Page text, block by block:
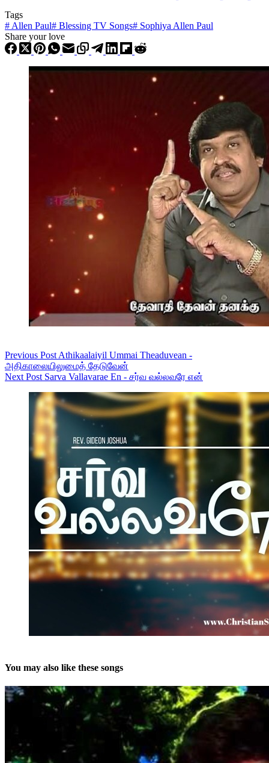
Tags
# Allen Paul# Blessing TV Songs# Sophiya Allen Paul
Share your love
Previous Post Athikaalaiyil Ummai Theaduvean -
அதிகாலையிலுமைத் தேடுவேன்
Next Post Sarva Vallavarae En - சர்வ வல்லவரே என்
You may also like these songs